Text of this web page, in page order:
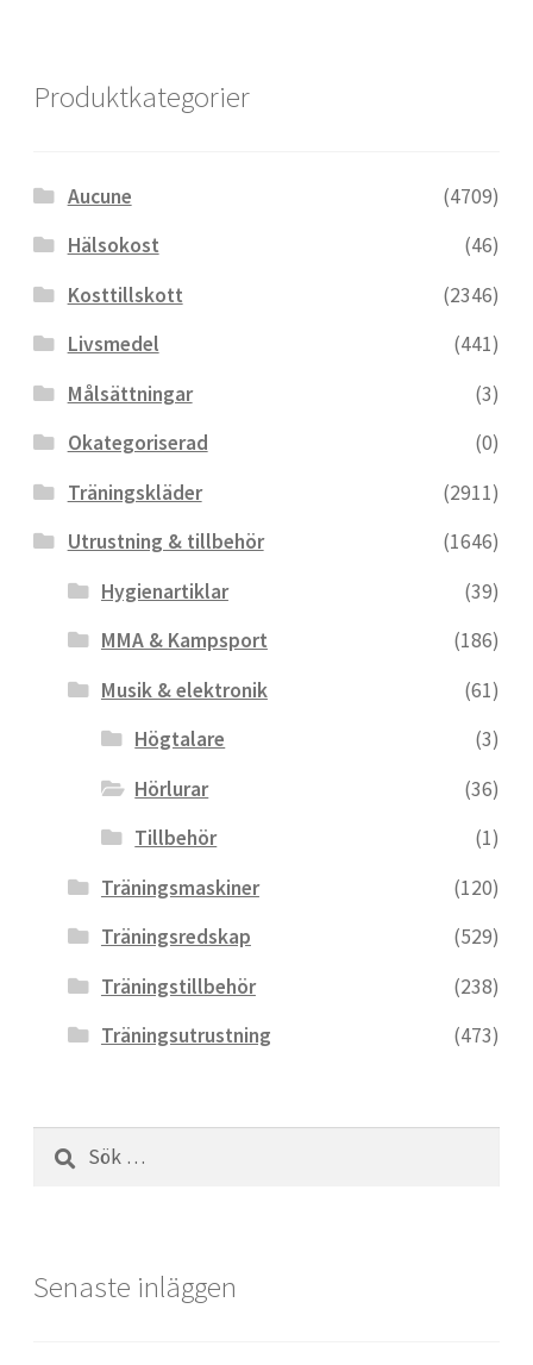
Produktkategorier
Aucune
(4709)
Hälsokost
(46)
Kosttillskott
(2346)
Livsmedel
(441)
Målsättningar
(3)
Okategoriserad
(0)
Träningskläder
(2911)
Utrustning & tillbehör
(1646)
Hygienartiklar
(39)
MMA & Kampsport
(186)
Musik & elektronik
(61)
Högtalare
(3)
Hörlurar
(36)
Tillbehör
(1)
Träningsmaskiner
(120)
Träningsredskap
(529)
Träningstillbehör
(238)
Träningsutrustning
(473)
Sök
efter:
Senaste inläggen